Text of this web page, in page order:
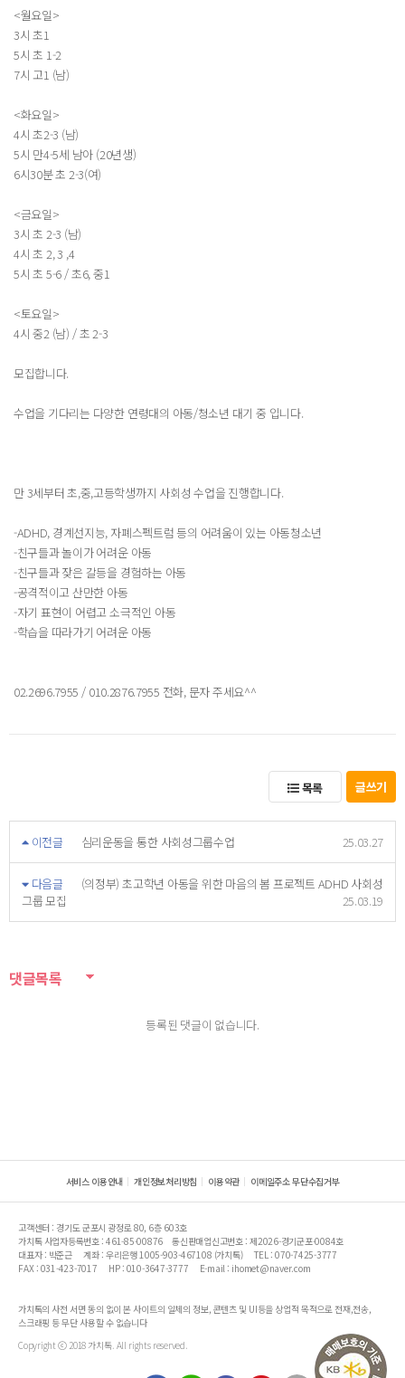
<월요일>
3시 초1
5시 초 1-2
7시 고1 (남)
<화요일>
4시 초2-3 (남)
5시 만4-5세 남아 (20년생)
6시30분 초 2-3(여)
<금요일>
3시 초 2-3 (남)
4시 초 2, 3 ,4
5시 초 5-6 / 초6, 중1
<토요일>
4시 중2 (남) / 초 2-3
모집합니다.
수업을 기다리는 다양한 연령대의 아동/청소년 대기 중 입니다.
만 3세부터 초,중,고등학생까지 사회성 수업을 진행합니다.
-ADHD, 경계선지능, 자폐스펙트럼 등의 어려움이 있는 아동청소년
-친구들과 놀이가 어려운 아동
-친구들과 잦은 갈등을 경험하는 아동
-공격적이고 산만한 아동
-자기 표현이 어렵고 소극적인 아동
-학습을 따라가기 어려운 아동
02.2696.7955 / 010.2876.7955 전화, 문자 주세요^^
목록 글쓰기
이전글 심리운동을 통한 사회성그룹수업 25.03.27
다음글
(의정부) 초고학년 아동을 위한 마음의 봄 프로젝트 ADHD 사회성
그룹 모집
25.03.19
댓글목록
등록된 댓글이 없습니다.
서비스 이용안내 개인정보처리방침 이용약관 이메일주소 무단수집거부
고객센터 : 경기도 군포시 광정로 80, 6층 603호
가치톡 사업자등록번호 : 461-85-00876
통신판매업신고번호 : 제2026-경기군포-0084호
대표자 : 박준근
계좌 : 우리은행 1005-903-467108 (가치톡)
TEL : 070-7425-3777
FAX : 031-423-7017
HP : 010-3647-3777 E-mail : ihomet@naver.com
가치톡의 사전 서면 동의 없이 본 사이트의 일체의 정보, 콘텐츠 및 UI등을 상업적 목적으로 전재,전송,
스크래핑 등 무단 사용할 수 없습니다
Copyright ⓒ 2018 가치톡. All rights reserved.